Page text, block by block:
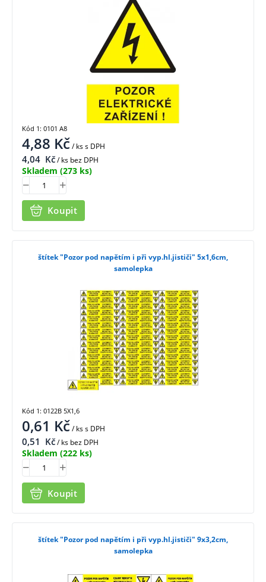
4,88 Kč/ kss DPH
4,04 Kč/ ks bez DPH
Skladem (273 ks)
Koupit
Kód 1: 0101 A8
štítek "Pozor pod napětím i při vyp.hl.jističi" 5x1,6cm,
samolepka
0,61 Kč/ kss DPH
0,51 Kč/ ks bez DPH
Skladem (222 ks)
Koupit
Kód 1: 0122B 5X1,6
štítek "Pozor pod napětím i při vyp.hl.jističi" 9x3,2cm,
samolepka